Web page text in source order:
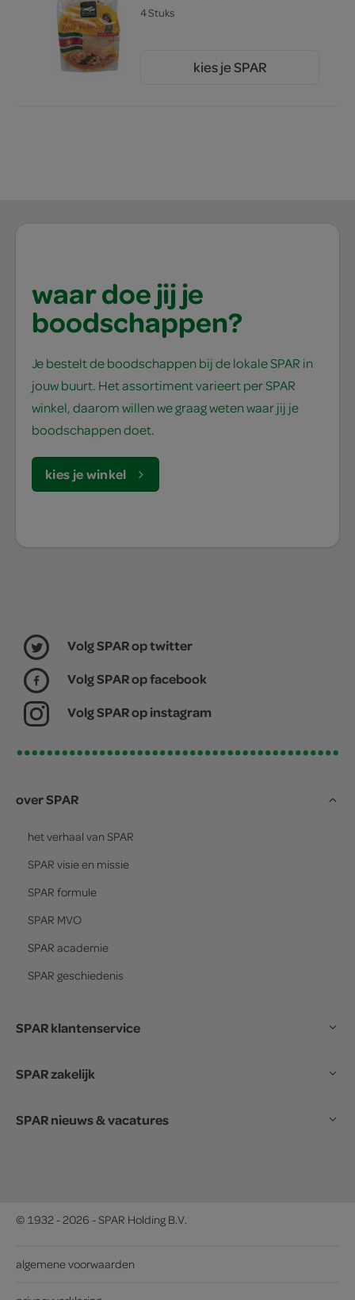
4 Stuks
kies je SPAR
waar doe jij je
boodschappen?
Je bestelt de boodschappen bij de lokale SPAR in
jouw buurt. Het assortiment varieert per SPAR
winkel, daarom willen we graag weten waar jij je
boodschappen doet.
kies je winkel
Volg SPAR op twitter
Volg SPAR op facebook
Volg SPAR op instagram
over SPAR
het verhaal van SPAR
SPAR visie en missie
SPAR formule
SPAR MVO
SPAR academie
SPAR geschiedenis
SPAR klantenservice
SPAR zakelijk
SPAR nieuws & vacatures
© 1932 - 2026 - SPAR Holding B.V.
algemene voorwaarden